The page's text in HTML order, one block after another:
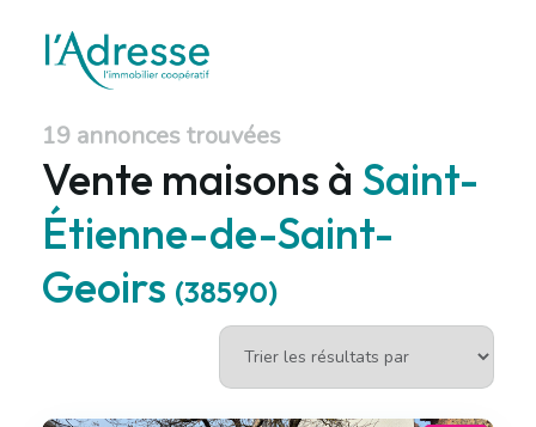
19 annonces trouvées
Vente maisons à Saint-
Étienne-de-Saint-
Geoirs (38590)